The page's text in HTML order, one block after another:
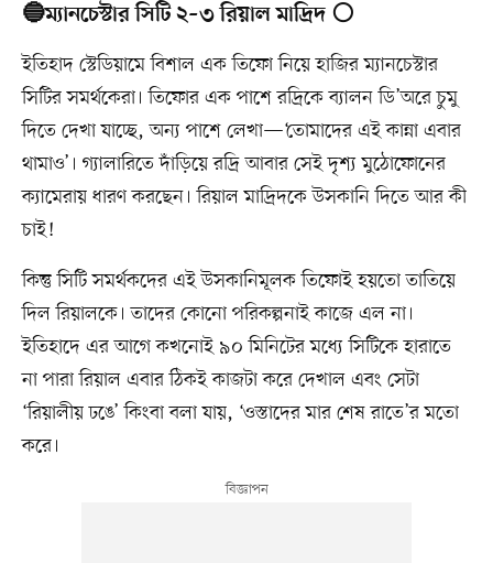
🔵ম্যানচেস্টার সিটি ২–৩ রিয়াল মাদ্রিদ ⚪
ইতিহাদ স্টেডিয়ামে বিশাল এক তিফো নিয়ে হাজির ম্যানচেস্টার
সিটির সমর্থকেরা। তিফোর এক পাশে রদ্রিকে ব্যালন ডি’অরে চুমু
দিতে দেখা যাচ্ছে, অন্য পাশে লেখা—‘তোমাদের এই কান্না এবার
থামাও’। গ্যালারিতে দাঁড়িয়ে রদ্রি আবার সেই দৃশ্য মুঠোফোনের
ক্যামেরায় ধারণ করছেন। রিয়াল মাদ্রিদকে উসকানি দিতে আর কী
চাই!
কিন্তু সিটি সমর্থকদের এই উসকানিমূলক তিফোই হয়তো তাতিয়ে
দিল রিয়ালকে। তাদের কোনো পরিকল্পনাই কাজে এল না।
ইতিহাদে এর আগে কখনোই ৯০ মিনিটের মধ্যে সিটিকে হারাতে
না পারা রিয়াল এবার ঠিকই কাজটা করে দেখাল এবং সেটা
‘রিয়ালীয় ঢঙে’ কিংবা বলা যায়, ‘ওস্তাদের মার শেষ রাতে’র মতো
করে।